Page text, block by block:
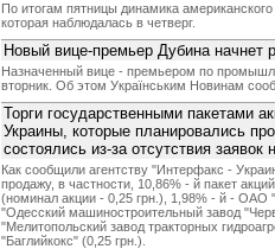
По итогам пятницы динамика
которая наблюдалась в четверг.
Новый вице-премьер Дубина начнет
Назначенный вице - премьером по
вторник. Об этом Українським Новинам
Торги государственными пакетами
Украины, которые планировались
состоялись из-за отсутствия заявок
Как сообщили агентству "Интерфакс -
продажу, в частности, 10,86% - й пакет
(номинал акции - 0,25 грн.), 1,98% - й - ОАО
"Одесский машиностроительный завод
"Мелитопольский завод тракторных
"Баглийкокс" (0,25 грн.).